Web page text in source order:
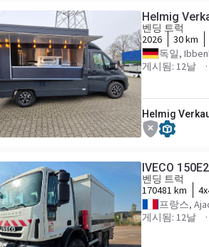
Helmig
벤딩 트럭
2026
30 km
독일,
게시됨: 12날
Helmig
IVECO
벤딩 트럭
170481 km
프랑스,
게시됨: 12날